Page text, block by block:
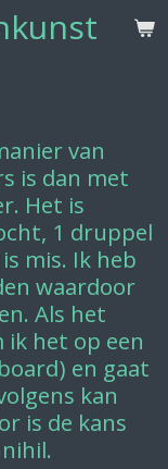
van
is dan met
Het is
1 druppel
mis. Ik heb
waardoor
Als het
ik het op een
en gaat
kan
is de kans